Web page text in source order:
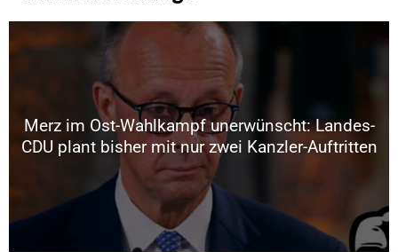
Merz im Ost-Wahlkampf unerwünscht: Landes-
CDU plant bisher mit nur zwei Kanzler-Auftritten